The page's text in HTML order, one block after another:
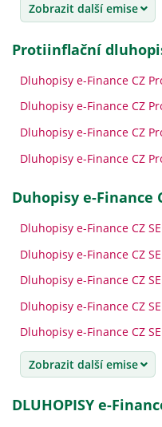
Zobrazit další emise
Protiinflační
Dluhopisy e-Finance CZ
Dluhopisy e-Finance CZ
Dluhopisy e-Finance CZ
Dluhopisy e-Finance CZ
Duhopisy e-Finance
Dluhopisy e-Finance CZ
Dluhopisy e-Finance CZ
Dluhopisy e-Finance CZ
Dluhopisy e-Finance CZ
Dluhopisy e-Finance CZ
Zobrazit další emise
DLUHOPISY e-